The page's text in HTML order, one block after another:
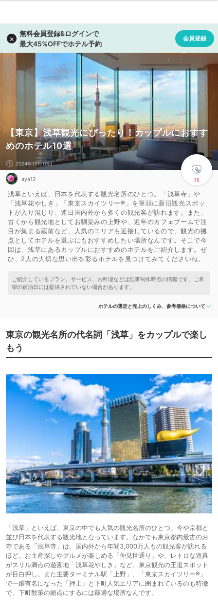
【東京】浅草観光にぴったり！カップルにおすす
めのホテル10選
12
2024年10月10日
aya12
浅草といえば、日本を代表する観光名所のひとつ。「浅草寺」や
「浅草花やしき」「東京スカイツリー®」を筆頭に新旧観光スポッ
トが入り混じり、連日国内外から多くの観光客が訪れます。また、
古くから観光地としてお馴染みの上野や、近年のカフェブームで注
目が集まる蔵前など、人気のエリアも近接しているので、観光の拠
点としてホテルを選ぶにもおすすめしたい場所なんです。そこで今
回は、浅草にあるカップルにおすすめのホテルをご紹介します。ぜ
ひ、2人の大切な思い出を彩るホテルを見つけてみてくださいね。
ホテルの選定と売上のしくみ、参考価格について
東京の観光名所の代名詞「浅草」をカップルで楽し
もう
「浅草」といえば、東京の中でも人気の観光名所のひとつ。今や京都と
並び日本を代表する観光地となっています。なかでも東京都内最古のお
寺である「浅草寺」は、国内外から年間3,000万人もの観光客が訪れる
ほど。お土産探しやグルメが楽しめる「仲見世通り」や、レトロな遊具
がスリル満点の遊園地「浅草花やしき」など、東京観光の王道スポット
が目白押し。また主要ターミナル駅「上野」、「東京スカイツリー®」
で一躍有名になった「押上」と下町人気エリアに囲まれているのも特徴
で、下町散策の拠点にするには最適な場所なんです。